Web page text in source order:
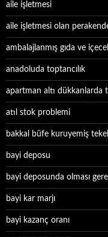
aile işletmesi
aile işletmesi olan
ambalajlanmış gıda ve
anadoluda toptancılık
apartman altı dükkanlarda
atıl stok problemi
bakkal büfe kuruyemiş
bayi deposu
bayi deposunda olması
bayi kar marjı
bayi kazanç oranı